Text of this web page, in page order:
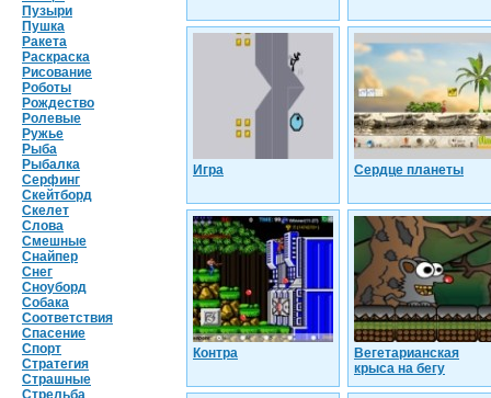
Пузыри
Пушка
Ракета
Раскраска
Рисование
Роботы
Рождество
Ролевые
Ружье
Рыба
Рыбалка
Серфинг
Скейтборд
Скелет
Слова
Смешные
Снайпер
Снег
Сноуборд
Собака
Соответствия
Спасение
Спорт
Стратегия
Страшные
Стрельба
Игра Сердце планеты
Контра
Вегетарианская
крыса на бегу